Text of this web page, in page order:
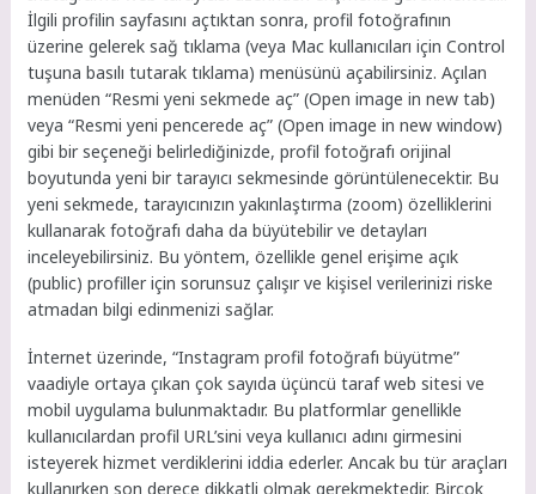
İlgili profilin sayfasını açtıktan sonra, profil fotoğrafının
üzerine gelerek sağ tıklama (veya Mac kullanıcıları için Control
tuşuna basılı tutarak tıklama) menüsünü açabilirsiniz. Açılan
menüden “Resmi yeni sekmede aç” (Open image in new tab)
veya “Resmi yeni pencerede aç” (Open image in new window)
gibi bir seçeneği belirlediğinizde, profil fotoğrafı orijinal
boyutunda yeni bir tarayıcı sekmesinde görüntülenecektir. Bu
yeni sekmede, tarayıcınızın yakınlaştırma (zoom) özelliklerini
kullanarak fotoğrafı daha da büyütebilir ve detayları
inceleyebilirsiniz. Bu yöntem, özellikle genel erişime açık
(public) profiller için sorunsuz çalışır ve kişisel verilerinizi riske
atmadan bilgi edinmenizi sağlar.
İnternet üzerinde, “Instagram profil fotoğrafı büyütme”
vaadiyle ortaya çıkan çok sayıda üçüncü taraf web sitesi ve
mobil uygulama bulunmaktadır. Bu platformlar genellikle
kullanıcılardan profil URL’sini veya kullanıcı adını girmesini
isteyerek hizmet verdiklerini iddia ederler. Ancak bu tür araçları
kullanırken son derece dikkatli olmak gerekmektedir. Birçok